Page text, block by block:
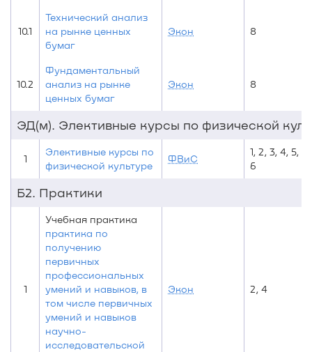
10.1
Технический анализ
на рынке ценных
бумаг
Экон 8
10.2
Фундаментальный
анализ на рынке
ценных бумаг
Экон 8
ЭД(м). Элективные курсы по физической
1
Элективные курсы по
физической культуре
ФВиС
1, 2, 3, 4, 5,
6
Б2. Практики
1
Учебная практика
практика по
получению
первичных
профессиональных
умений и навыков, в
том числе первичных
умений и навыков
научно-
исследовательской
Экон 2, 4